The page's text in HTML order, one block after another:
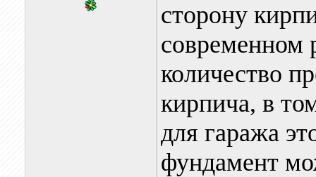
сторону
современном
количество
кирпича, в
для гаража
фундамент